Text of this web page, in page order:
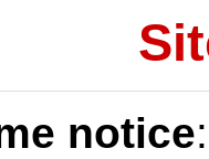
notice